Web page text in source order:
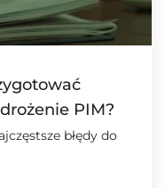
PIM?
błędy do